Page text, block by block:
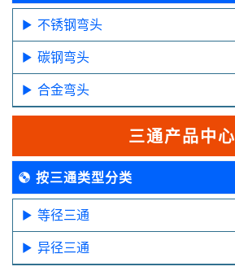
不锈钢弯头
碳钢弯头
合金弯头
三通产品中心
按三通类型分类
等径三通
异径三通